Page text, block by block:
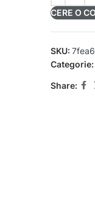
CERE O
SKU:
Categorie:
Share: